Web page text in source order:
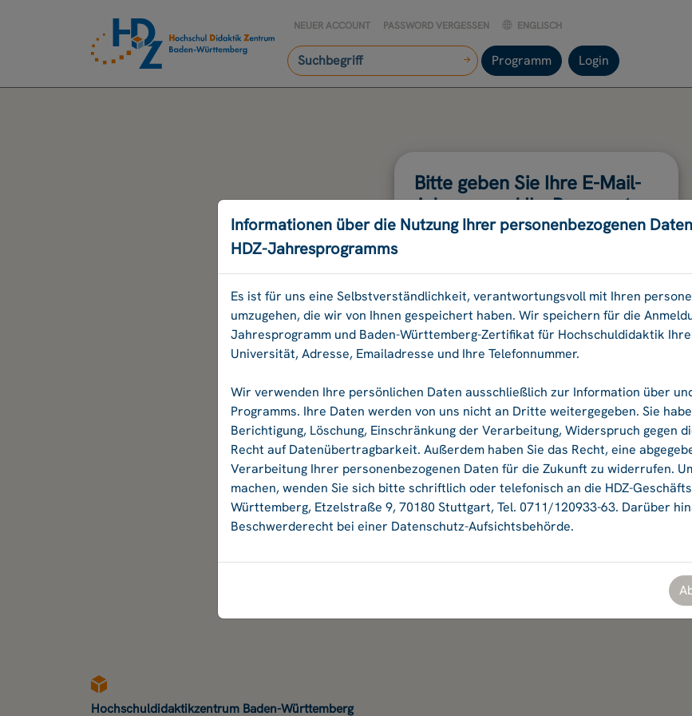
NEUER ACCOUNT PASSWORD VERGESSEN ENGLISCH
Programm Login
Bitte geben Sie Ihre E-Mail-
Adresse und Ihr Passwort
an.
Passwort:
Ok
Hochschuldidaktikzentrum Baden-Württemberg
Informationen über die Nutzung Ihrer personenbezogenen
HDZ-Jahresprogramms
Es ist für uns eine Selbstverständlichkeit, verantwortungsvoll mit Ihren
umzugehen, die wir von Ihnen gespeichert haben. Wir speichern für die
Jahresprogramm und Baden-Württemberg-Zertifikat für Hochschuldidaktik
Universität, Adresse, Emailadresse und Ihre Telefonnummer.
Wir verwenden Ihre persönlichen Daten ausschließlich zur Information über
Programms. Ihre Daten werden von uns nicht an Dritte weitergegeben. Sie
Berichtigung, Löschung, Einschränkung der Verarbeitung, Widerspruch gegen
Recht auf Datenübertragbarkeit. Außerdem haben Sie das Recht, eine
Verarbeitung Ihrer personenbezogenen Daten für die Zukunft zu widerrufen.
machen, wenden Sie sich bitte schriftlich oder telefonisch an die HDZ-
Württemberg, Etzelstraße 9, 70180 Stuttgart, Tel. 0711/120933-63. Darüber
Beschwerderecht bei einer Datenschutz-Aufsichtsbehörde.